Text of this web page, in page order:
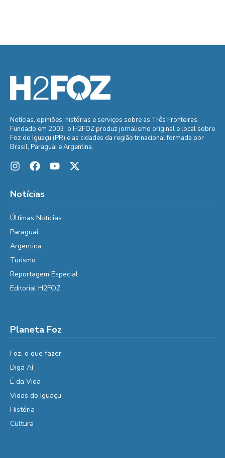
Notícias, opiniões, histórias e serviços sobre as Três Fronteiras.
Fundado em 2003, o H2FOZ produz jornalismo original e local sobre
Foz do Iguaçu (PR) e as cidades da região trinacional formada por
Brasil, Paraguai e Argentina.
Notícias
Últimas Notícias
Paraguai
Argentina
Turismo
Reportagem Especial
Editorial H2FOZ
Planeta Foz
Foz, o que fazer
Diga Aí
É da Vida
Vidas do Iguaçu
História
Cultura